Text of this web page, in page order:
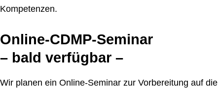
Kompetenzen.
Online-CDMP-Seminar
– bald verfügbar –
Wir planen ein Online-Seminar zur Vorbereitung auf die